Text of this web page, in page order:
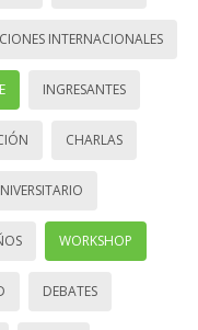
INTERNACIONALES
INGRESANTES
CHARLAS
WORKSHOP
DEBATES